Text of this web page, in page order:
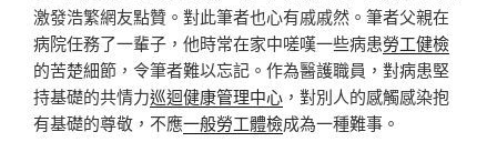
激發浩繁網友點贊。對此筆者也心有戚戚然。筆者父親在
病院任務了一輩子，他時常在家中嗟嘆一些病患勞工健檢
的苦楚細節，令筆者難以忘記。作為醫護職員，對病患堅
持基礎的共情力巡迴健康管理中心 ，對別人的感觸感染抱
有基礎的尊敬，不應一般勞工體檢成為一種難事。